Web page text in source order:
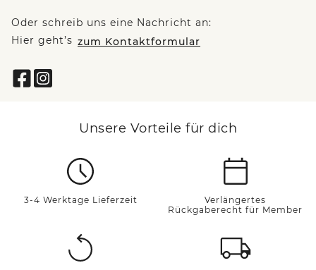
Oder schreib uns eine Nachricht an:
Hier geht’s zum Kontaktformular
Unsere Vorteile für dich
3-4 Werktage Lieferzeit
Verlängertes
Rückgaberecht für Member